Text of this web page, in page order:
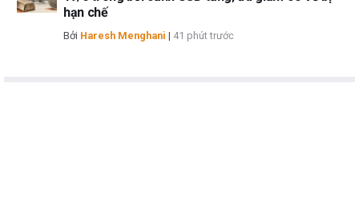
hạn chế
Bởi Haresh Menghani | 41 phút trước